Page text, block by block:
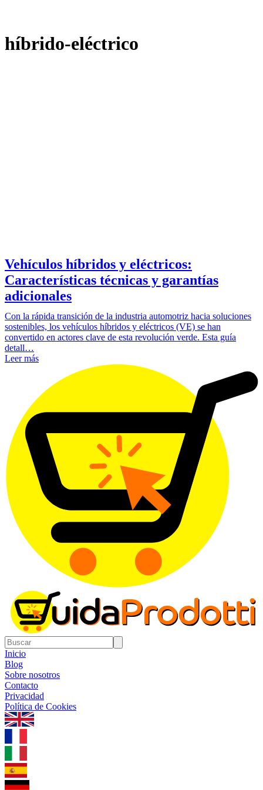
híbrido-eléctrico
Vehículos híbridos y eléctricos:
Características técnicas y garantías
adicionales
Con la rápida transición de la industria automotriz hacia soluciones
sostenibles, los vehículos híbridos y eléctricos (VE) se han
convertido en actores clave de esta revolución verde. Esta guía
detall…
Leer más
Inicio
Blog
Sobre nosotros
Contacto
Privacidad
Política de Cookies